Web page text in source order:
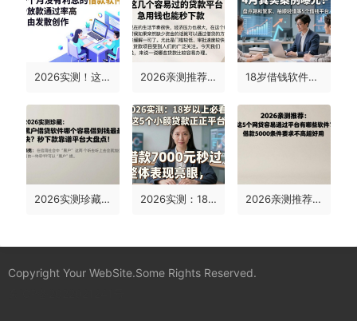
2026实测！这5款一个月没有利息的借款软件，秒放款通过率高 2026亲测推荐！这几个容易过的贷款平台，急用钱也能秒下款 18岁借钱软件都有哪些？4月真实案例曝光！盘点赣和管家、柚顺轻借等5个借钱平台
2026实测珍藏：黑户借钱软件哪个容易借到钱最快？秒下款靠谱平台大盘点！ 2026实测：18岁以上必看！这5个小额贷款正规平台，借款7000元秒过、整体表现亮眼 2026亲测推荐：这5个网贷容易通过的平台有哪些软件？借款5000条件要求不高超好用
Copyright Your WebSite.Some Rights Reserved.